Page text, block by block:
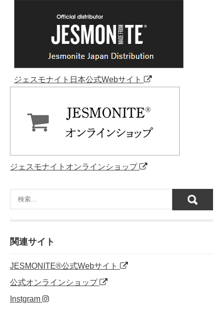
ジェスモナイト日本公式Webサイト
ジェスモナイトオンラインショップ
関連サイト
JESMONITE®公式Webサイト
公式オンラインショップ
Instgram